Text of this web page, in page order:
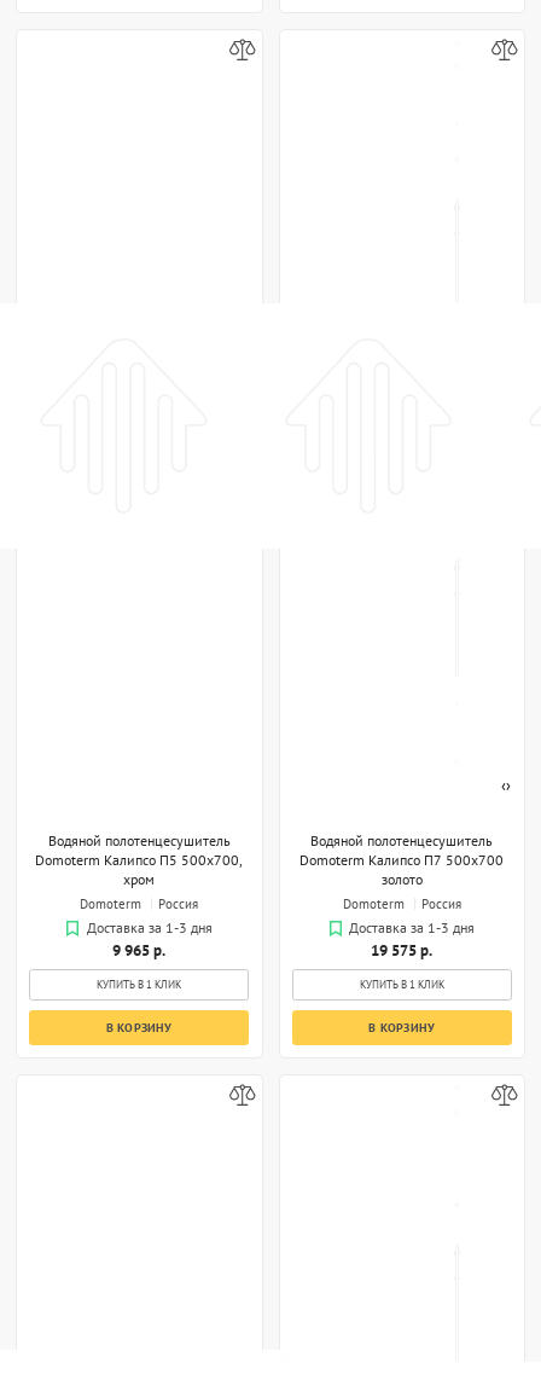
‹›
Водяной полотенцесушитель
Domoterm Калипсо П5 500x700,
хром
Domoterm
Россия
Доставка за 1-3 дня
9 965 р.
КУПИТЬ В 1 КЛИК
В КОРЗИНУ
Водяной полотенцесушитель
Domoterm Калипсо П7 500x700
золото
Domoterm
Россия
Доставка за 1-3 дня
19 575 р.
КУПИТЬ В 1 КЛИК
В КОРЗИНУ